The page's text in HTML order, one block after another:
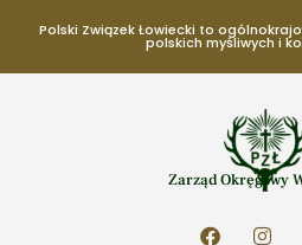
Polski Związek Łowiecki to
polskich myśliwych i
Zarząd Okręgowy